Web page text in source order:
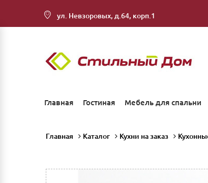
ул. Невзоровых, д.64, корп.1
Главная Гостиная Мебель для спальни
Главная Каталог Кухни на заказ